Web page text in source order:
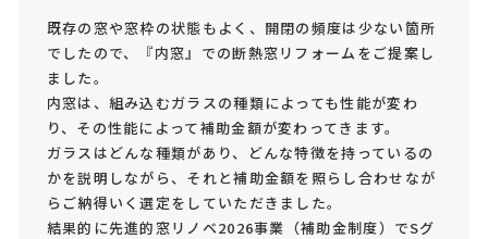
既存の窓や窓枠の状態もよく、開閉の頻度は少ない箇所
でしたので、『内窓』での断熱窓リフォームをご提案し
ました。
内窓は、組み込むガラスの種類によっても性能が変わ
り、その性能によって補助金額が変わってきます。
ガラスはどんな種類があり、どんな特徴を持っているの
かを説明しながら、それと補助金額を照らし合わせなが
らご納得いく選定をしていただきました。
結果的に先進的窓リノベ2026事業（補助金制度）でSグ